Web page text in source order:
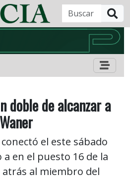
doble de alcanzar a
el este sábado
en el puesto 16 de la
al miembro del